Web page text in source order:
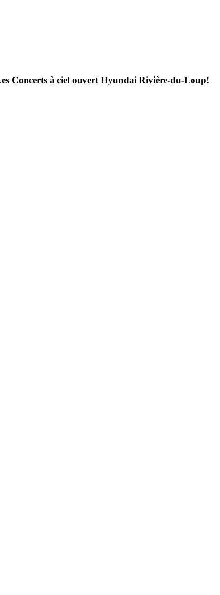
Concerts à ciel ouvert Hyundai Rivière-du-Loup!